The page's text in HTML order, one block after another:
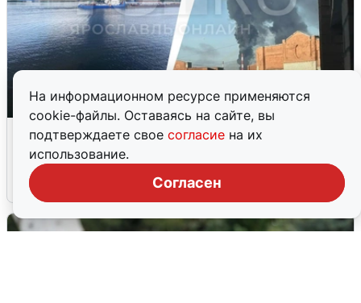
На информационном ресурсе применяются
cookie-файлы. Оставаясь на сайте, вы
подтверждаете свое согласие на их
использование.
Согласен
Ночная атака БПЛА на Ярославль:
попадания и последствия
6 августа